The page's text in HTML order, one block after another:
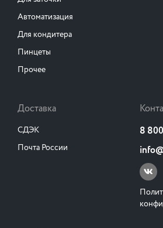
Автоматизация
Для кондитера
Пинцеты
Прочее
Доставка
СДЭК
Почта России
8